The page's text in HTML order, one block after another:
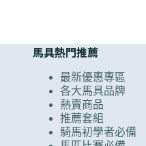
馬具熱門推薦
最新優惠專區
各大馬具品牌
熱賣商品
推薦套組
騎馬初學者必備